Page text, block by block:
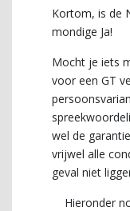
Kortom, is de
mondige Ja!
Mocht je iets
voor een GT
wel de
vrijwel alle
geval niet
Hieronder